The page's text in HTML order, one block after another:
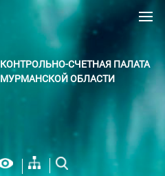
КОНТРОЛЬНО-СЧЕТНАЯ ПАЛАТА
МУРМАНСКОЙ ОБЛАСТИ